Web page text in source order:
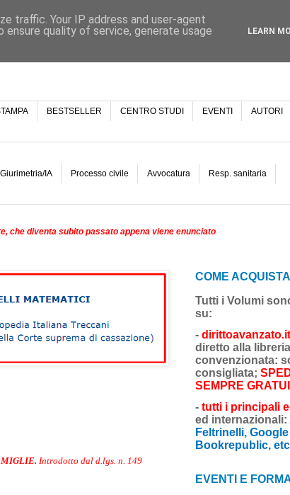
BESTSELLER CENTRO STUDI EVENTI AUTORI
Giurimetria/IA Processo civile Avvocatura Resp. sanitaria
che diventa subito passato appena viene enunciato
Introdotto dal d.lgs. n. 149
COME
Tutti i Volumi
su:
- dirittoavanzato.it
diretto alla
convenzionata:
consigliata;
SEMPRE
- tutti i principali
ed internazionali:
Feltrinelli,
Bookrepublic,
EVENTI E
traffic. Your IP address and user-agent
quality of service, generate usage
LEARN